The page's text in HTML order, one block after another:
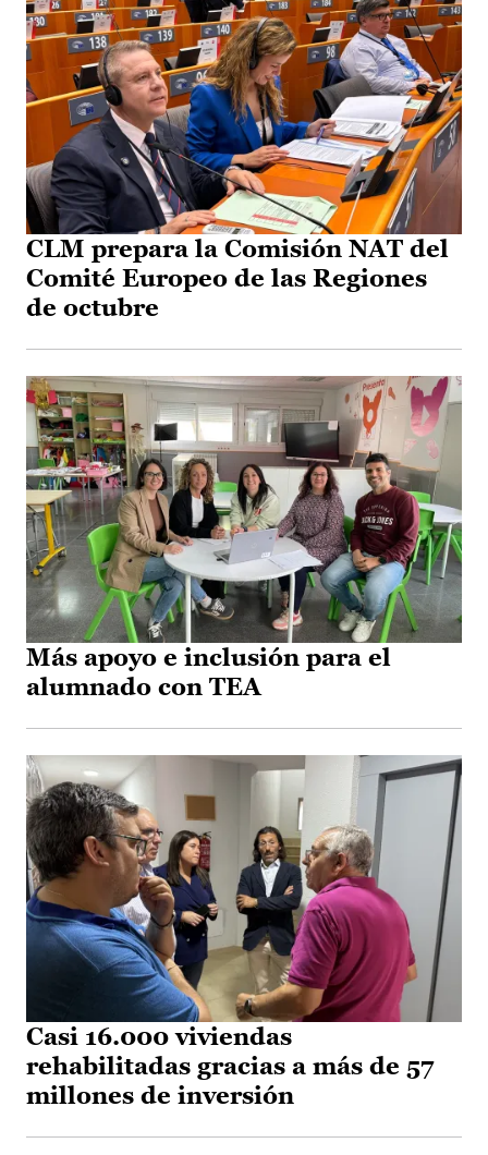
CLM prepara la Comisión NAT del
Comité Europeo de las Regiones
de octubre
Más apoyo e inclusión para el
alumnado con TEA
Casi 16.000 viviendas
rehabilitadas gracias a más de 57
millones de inversión